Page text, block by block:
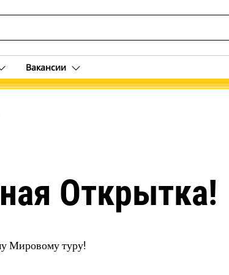
Вакансии
Открытка!
Мировому туру!